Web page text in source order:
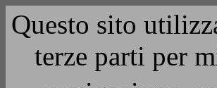
Questo sito
terze parti per